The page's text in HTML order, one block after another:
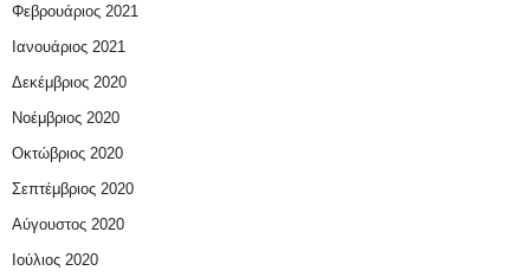
Φεβρουάριος 2021
Ιανουάριος 2021
Δεκέμβριος 2020
Νοέμβριος 2020
Οκτώβριος 2020
Σεπτέμβριος 2020
Αύγουστος 2020
Ιούλιος 2020